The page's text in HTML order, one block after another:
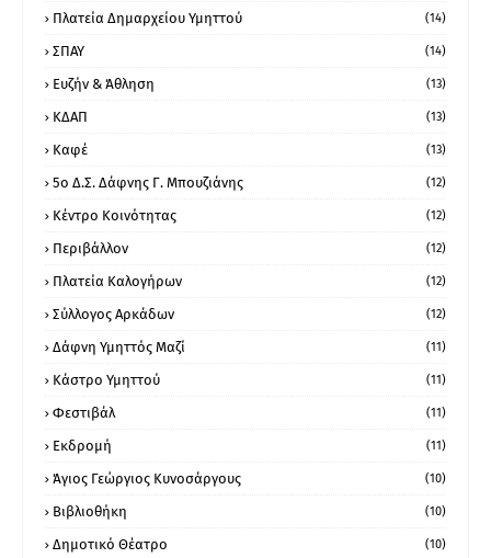
Πλατεία Δημαρχείου Υμηττού (14)
ΣΠΑΥ (14)
Ευζήν & Άθληση (13)
ΚΔΑΠ (13)
Καφέ (13)
5ο Δ.Σ. Δάφνης Γ. Μπουζιάνης (12)
Κέντρο Κοινότητας (12)
Περιβάλλον (12)
Πλατεία Καλογήρων (12)
Σύλλογος Αρκάδων (12)
Δάφνη Υμηττός Μαζί (11)
Κάστρο Υμηττού (11)
Φεστιβάλ (11)
Εκδρομή (11)
Άγιος Γεώργιος Κυνοσάργους (10)
Βιβλιοθήκη (10)
Δημοτικό Θέατρο (10)